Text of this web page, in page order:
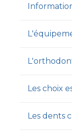
Les choix
Les dents